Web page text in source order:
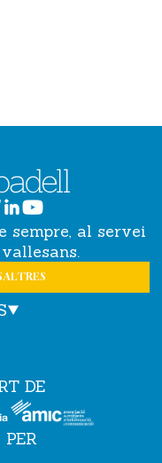
sempre, al servei
DE